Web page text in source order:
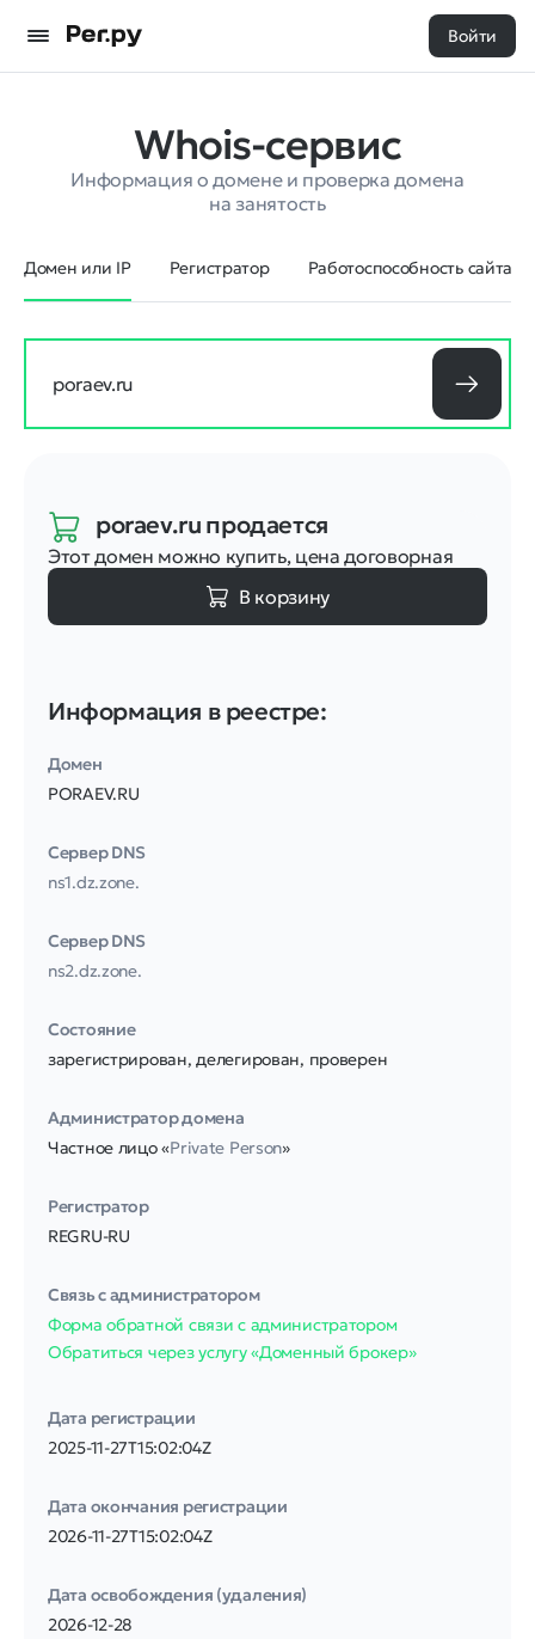
Войти
Whois-сервис
Информация о домене и проверка домена
на занятость
Домен или IP Регистратор Работоспособность сайта
poraev.ruпродается
Этот домен можно купить, цена договорная
В корзину
Информация в реестре:
Домен
PORAEV.RU
Сервер DNS
ns1.dz.zone.
Сервер DNS
ns2.dz.zone.
Соcтояние
зарегистрирован, делегирован, проверен
Администратор домена
Частное лицо «Private Person»
Регистратор
REGRU-RU
Связь с администратором
Форма обратной связи с администратором
Обратиться через услугу «Доменный брокер»
Дата регистрации
2025-11-27T15:02:04Z
Дата окончания регистрации
2026-11-27T15:02:04Z
Дата освобождения (удаления)
2026-12-28